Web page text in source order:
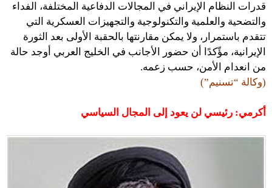
قدرات النظام الإيراني في المجالات الدفاعية المختلفة، الفداء
والتضحية والعلمية والتكنولوجية والتجهيزات العسكرية التي
تتقدم باستمرار، ولا يمكن مقارنتها بالحقبة الأولى بعد الثورة
الإيرانية، مؤّكدًا أن حضور الأجانب في الخليج العربي أوجد حالة
من انعدام الأمن، حسب زعمه.
(وكالة “تسنيم”)
أكرمي: رئيسي لن يعود إلى المجال السياسي